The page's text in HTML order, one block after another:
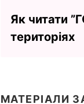
Як читати
територіях
МАТЕРІАЛИ